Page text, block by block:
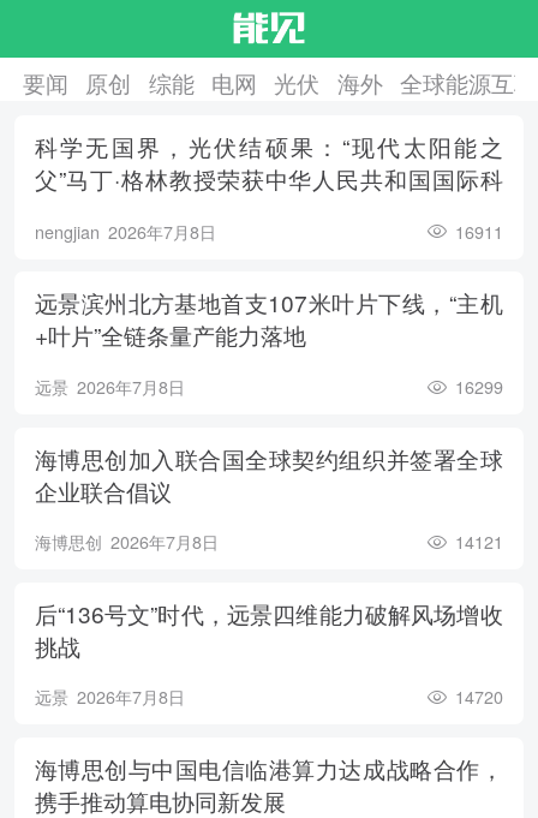
要闻 原创 综能 电网 光伏 海外 全球能源互
科学无国界，光伏结硕果：“现代太阳能之
父”马丁·格林教授荣获中华人民共和国国际科
nengjian 2026年7月8日 16911
远景滨州北方基地首支107米叶片下线，“主机
+叶片”全链条量产能力落地
远景 2026年7月8日 16299
海博思创加入联合国全球契约组织并签署全球
企业联合倡议
海博思创 2026年7月8日 14121
后“136号文”时代，远景四维能力破解风场增收
挑战
远景 2026年7月8日 14720
海博思创与中国电信临港算力达成战略合作，
携手推动算电协同新发展